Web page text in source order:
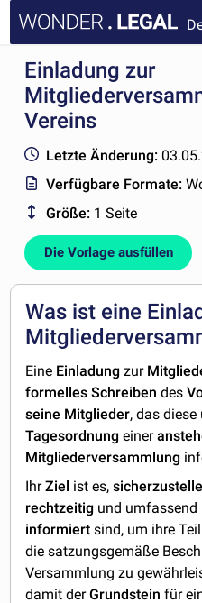
HOMEPAGE
DOKUMENTE
FAQ
KONTAKT
MEIN KONTO
Einladung zur
Vereins
Letzte Änderung:
Verfügbare Formate:
Größe: 1 Seite
Die Vorlage ausfüllen
Was ist eine
Eine Einladung zur
formelles Schreiben des
seine Mitglieder, das diese
Tagesordnung einer
Mitgliederversammlung
IhrZiel ist es,
rechtzeitig und
informiert sind, um ihre
die satzungsgemäße
Versammlung zu
damit derGrundstein für